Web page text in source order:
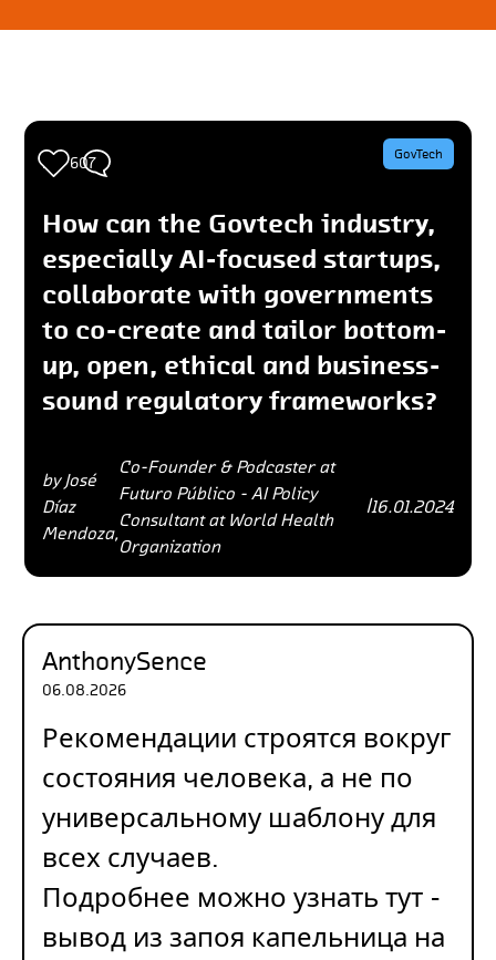
5 607 GovTech
How can the Govtech industry,
especially AI-focused startups,
collaborate with governments
to co-create and tailor bottom-
up, open, ethical and business-
sound regulatory frameworks?
by José
Díaz
Mendoza,
Co-Founder & Podcaster at
Futuro Público - AI Policy
Consultant at World Health
Organization
|16.01.2024
AnthonySence
06.08.2026
Рекомендации строятся вокруг
состояния человека, а не по
универсальному шаблону для
всех случаев.
Подробнее можно узнать тут -
вывод из запоя капельница на